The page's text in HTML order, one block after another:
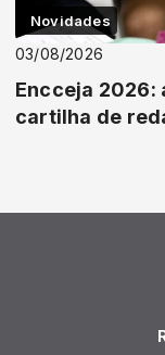
Novidades
03/08/2026
Encceja 2026:
cartilha de